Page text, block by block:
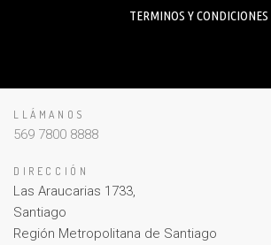
TERMINOS Y CONDICIONES
LLÁMANOS
569 7800 8888
DIRECCIÓN
Las Araucarias 1733,
Santiago
Región Metropolitana de Santiago